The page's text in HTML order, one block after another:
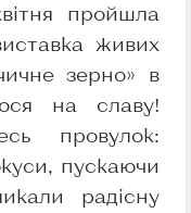
пройшла
живих
зерно» в
на славу!
провулок:
пускаючи
радісну